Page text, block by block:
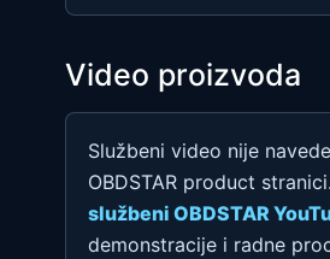
Video proizvoda
Službeni video nije
OBDSTAR product stranici.
službeni OBDSTAR
demonstracije i radne